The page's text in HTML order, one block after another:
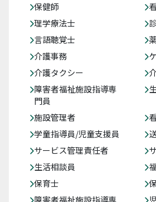
保健師
理学療法士
言語聴覚士
介護事務
介護タクシー
障害者福祉施設指導専
門員
施設管理者
学童指導員/児童支援員
サービス管理責任者
生活相談員
保育士
障害者福祉施設指導専